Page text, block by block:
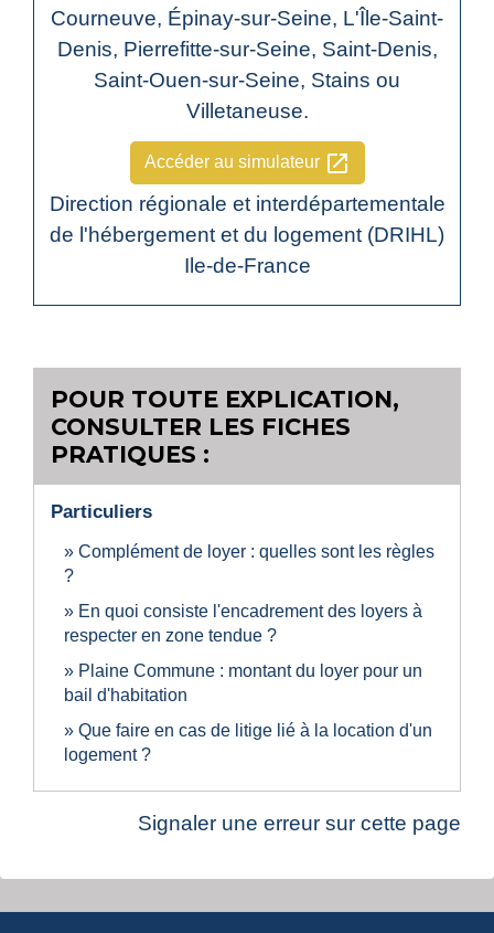
Courneuve, Épinay-sur-Seine, L'Île-Saint-
Denis, Pierrefitte-sur-Seine, Saint-Denis,
Saint-Ouen-sur-Seine, Stains ou
Villetaneuse.
Accéder au simulateur open_in_new
Direction régionale et interdépartementale
de l'hébergement et du logement (DRIHL)
Ile-de-France
POUR TOUTE EXPLICATION,
CONSULTER LES FICHES
PRATIQUES :
Particuliers
Complément de loyer : quelles sont les règles
?
En quoi consiste l'encadrement des loyers à
respecter en zone tendue ?
Plaine Commune : montant du loyer pour un
bail d'habitation
Que faire en cas de litige lié à la location d'un
logement ?
Signaler une erreur sur cette page